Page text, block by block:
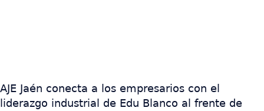
AJE Jaén conecta a los empresarios con el
liderazgo industrial de Edu Blanco al frente de